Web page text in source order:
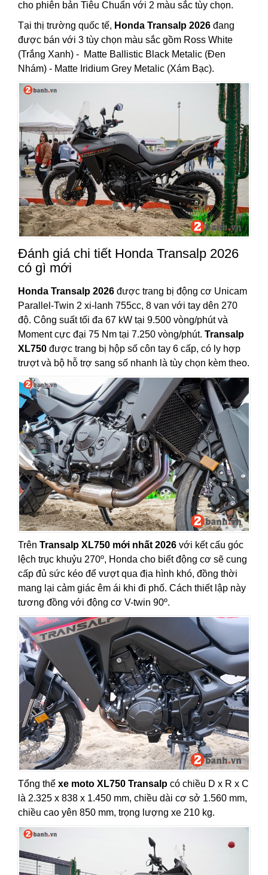
cho phiên bản Tiêu Chuẩn với 2 màu sắc tùy chọn.
Tại thị trường quốc tế, Honda Transalp 2026 đang
được bán với 3 tùy chọn màu sắc gồm Ross White
(Trắng Xanh) - Matte Ballistic Black Metalic (Đen
Nhám) - Matte Iridium Grey Metalic (Xám Bạc).
Đánh giá chi tiết Honda Transalp 2026
có gì mới
Honda Transalp 2026 được trang bị động cơ Unicam
Parallel-Twin 2 xi-lanh 755cc, 8 van với tay dên 270
độ. Công suất tối đa 67 kW tại 9.500 vòng/phút và
Moment cực đại 75 Nm tại 7.250 vòng/phút. Transalp
XL750 được trang bị hộp số côn tay 6 cấp, có ly hợp
trượt và bộ hỗ trợ sang số nhanh là tùy chọn kèm theo.
Trên Transalp XL750 mới nhất 2026 với kết cấu góc
lệch trục khuỷu 270º, Honda cho biết động cơ sẽ cung
cấp đủ sức kéo để vượt qua địa hình khó, đồng thời
mang lại cảm giác êm ái khi đi phố. Cách thiết lập này
tương đồng với động cơ V-twin 90º.
Tổng thể xe moto XL750 Transalp có chiều D x R x C
là 2.325 x 838 x 1.450 mm, chiều dài cơ sở 1.560 mm,
chiều cao yên 850 mm, trọng lượng xe 210 kg.